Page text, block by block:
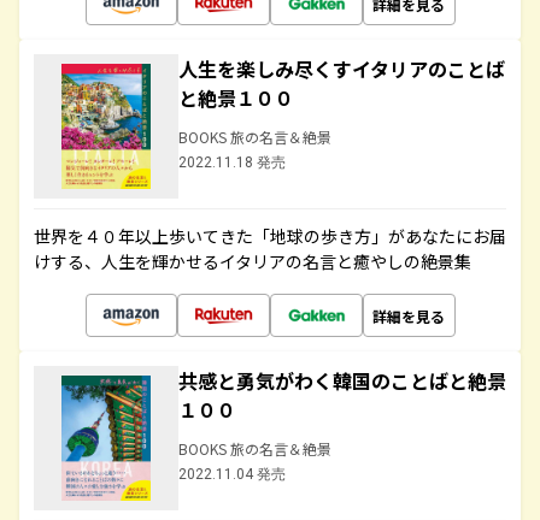
人生を楽しみ尽くすイタリアのことば
と絶景１００
BOOKS 旅の名言＆絶景
2022.11.18 発売
世界を４０年以上歩いてきた「地球の歩き方」があなたにお届
けする、人生を輝かせるイタリアの名言と癒やしの絶景集
詳細を見る
共感と勇気がわく韓国のことばと絶景
１００
BOOKS 旅の名言＆絶景
2022.11.04 発売